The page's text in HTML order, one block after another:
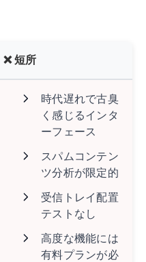
❌ 短所
時代遅れで古臭
く感じるインタ
ーフェース
スパムコンテン
ツ分析が限定的
受信トレイ配置
テストなし
高度な機能には
有料プランが必